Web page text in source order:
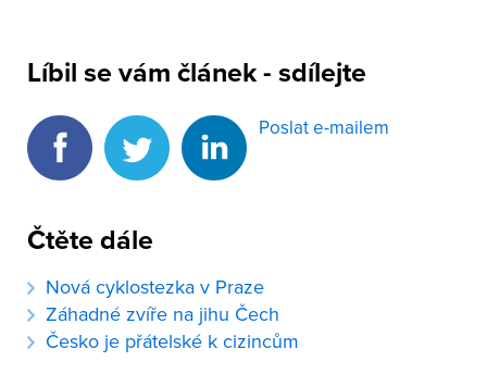
Líbil se vám článek - sdílejte
Poslat e-mailem
Čtěte dále
Nová cyklostezka v Praze
Záhadné zvíře na jihu Čech
Česko je přátelské k cizincům